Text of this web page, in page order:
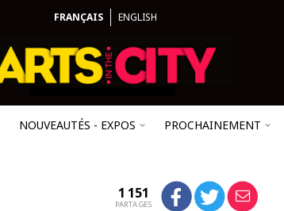
FRANÇAIS ENGLISH
NOUVEAUTÉS - EXPOS PROCHAINEMENT
1 151
PARTAGES